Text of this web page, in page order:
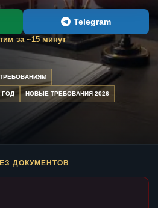
Telegram
за ~15 минут
ГОД НОВЫЕ ТРЕБОВАНИЯ 2026
ДОКУМЕНТОВ